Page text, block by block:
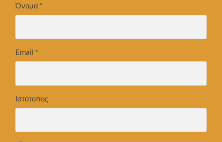
Όνομα *
Email *
Ιστότοπος